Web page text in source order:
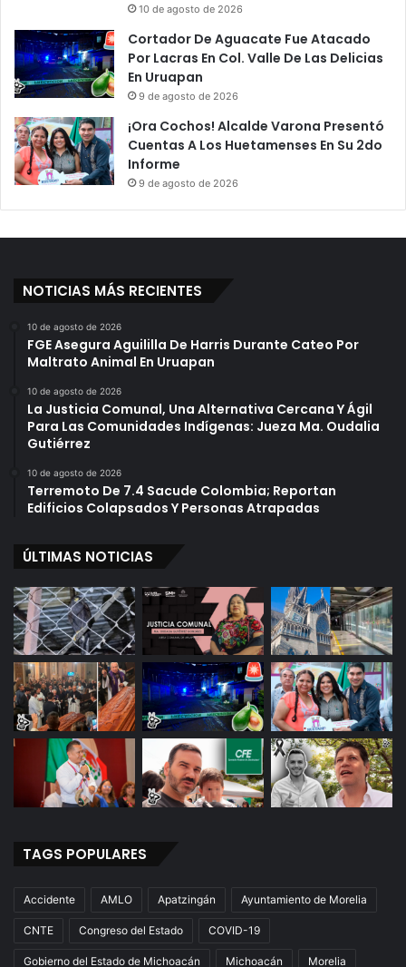
10 de agosto de 2026
Cortador De Aguacate Fue Atacado
Por Lacras En Col. Valle De Las Delicias
En Uruapan
9 de agosto de 2026
¡Ora Cochos! Alcalde Varona Presentó
Cuentas A Los Huetamenses En Su 2do
Informe
9 de agosto de 2026
NOTICIAS MÁS RECIENTES
10 de agosto de 2026
FGE Asegura Aguililla De Harris Durante Cateo Por
Maltrato Animal En Uruapan
10 de agosto de 2026
La Justicia Comunal, Una Alternativa Cercana Y Ágil
Para Las Comunidades Indígenas: Jueza Ma. Oudalia
Gutiérrez
10 de agosto de 2026
Terremoto De 7.4 Sacude Colombia; Reportan
Edificios Colapsados Y Personas Atrapadas
ÚLTIMAS NOTICIAS
TAGS POPULARES
Accidente AMLO Apatzingán Ayuntamiento de Morelia
CNTE Congreso del Estado COVID-19
Gobierno del Estado de Michoacán Michoacán Morelia